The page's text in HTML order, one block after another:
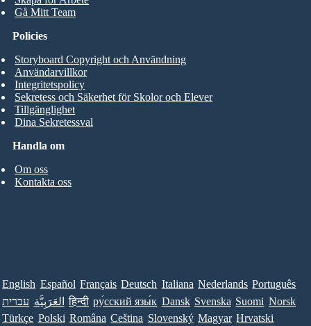
Gå Mitt Team
Handla om
Om oss
Kontakta oss
Policies
Storyboard Copyright och Användning
Användarvillkor
Integritetspolicy
Sekretess och Säkerhet för Skolor och Elever
Tillgänglighet
Dina Sekretessval
English Español Français Deutsch Italiana Nederlands Português
עברית العَرَبِيَّة हिन्दी ру́сский язы́к Dansk Svenska Suomi Norsk
Türkçe Polski Româna Ceština Slovenský Magyar Hrvatski